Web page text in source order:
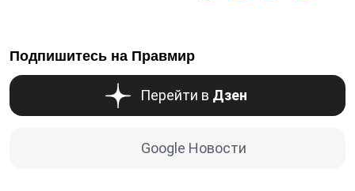
Подпишитесь на Правмир
Перейти в Дзен
Google Новости